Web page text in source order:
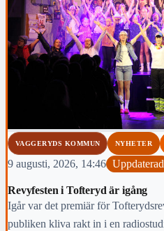
VAGGERYDS KOMMUN NYHETER
9 augusti, 2026, 14:46 Uppdaterad
Revyfesten i Tofteryd är igång
Igår var det premiär för
publiken kliva rakt in i en